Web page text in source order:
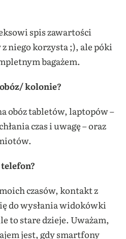
spis zawartości
niego korzysta ;), ale póki
bagażem.
kolonie?
obóz tabletów, laptopów –
czas i uwagę – oraz
czasów, kontakt z
do wysłania widokówki
to stare dzieje. Uważam,
jest, gdy smartfony